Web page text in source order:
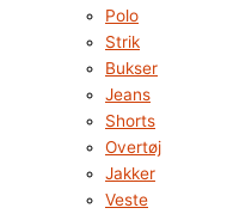
Polo
Strik
Bukser
Jeans
Shorts
Overtøj
Jakker
Veste